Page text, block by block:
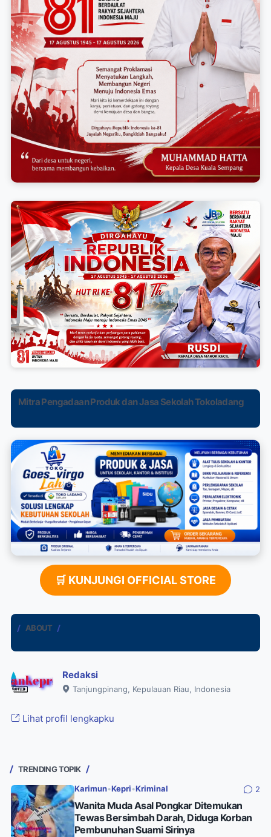
Mitra Pengadaan Produk dan Jasa Sekolah Tokoladang
🛒 KUNJUNGI OFFICIAL STORE
ABOUT
Redaksi
Tanjungpinang, Kepulauan Riau, Indonesia
Lihat profil lengkapku
TRENDING TOPIK
Karimun•Kepri •Kriminal 2
Wanita Muda Asal Pongkar Ditemukan
Tewas Bersimbah Darah, Diduga Korban
Pembunuhan Suami Sirinya